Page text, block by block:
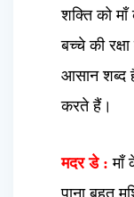
शक्ति को माँ
बच्चे की
आसान शब्द
करते हैं।
मदर डे : माँ